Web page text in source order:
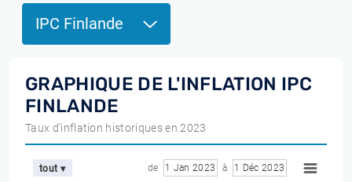
IPC Finlande
GRAPHIQUE DE L'INFLATION IPC
FINLANDE
Taux d'inflation historiques en 2023
tout ▾ de 1 Jan 2023 à 1 Déc 2023